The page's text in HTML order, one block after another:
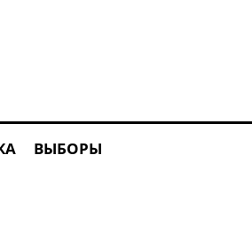
ВЫБОРЫ